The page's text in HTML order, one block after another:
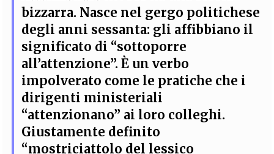
bizzarra. Nasce nel gergo politichese
degli anni sessanta: gli affibbiano il
significato di “sottoporre
all’attenzione”. È un verbo
impolverato come le pratiche che i
dirigenti ministeriali
“attenzionano” ai loro colleghi.
Giustamente definito
“mostriciattolo del lessico